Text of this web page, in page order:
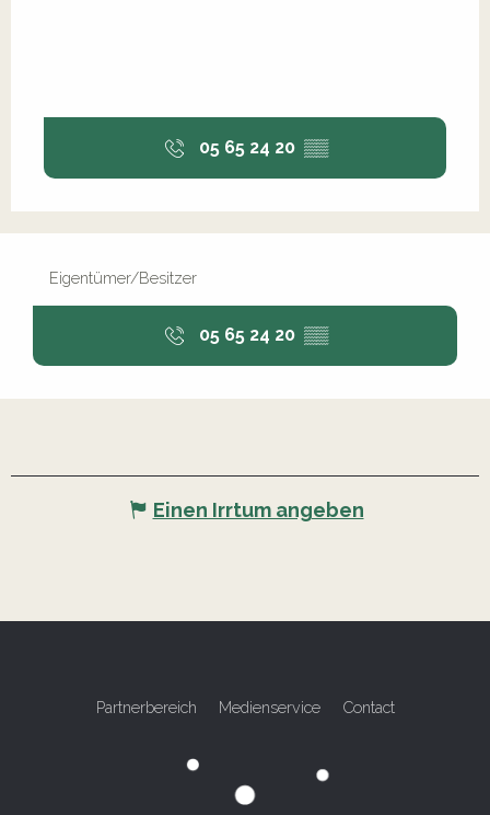
05 65 24 20 ▒▒
Eigentümer/Besitzer
05 65 24 20 ▒▒
Einen Irrtum angeben
Partnerbereich Medienservice Contact